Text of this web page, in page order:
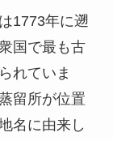
1773年に遡
国で最も古
れていま
留所が位置
名に由来し